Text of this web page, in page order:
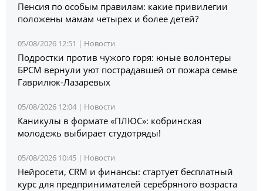
Пенсия по особым правилам: какие привилегии
положены мамам четырех и более детей?
05/08/2026 12:51 | Новости
Подростки против чужого горя: юные волонтеры
БРСМ вернули уют пострадавшей от пожара семье
Гаврилюк-Лазаревых
05/08/2026 12:04 | Новости
Каникулы в формате «ПЛЮС»: кобринская
молодежь выбирает студотряды!
05/08/2026 10:45 | Новости
Нейросети, CRM и финансы: стартует бесплатный
курс для предпринимателей серебряного возраста